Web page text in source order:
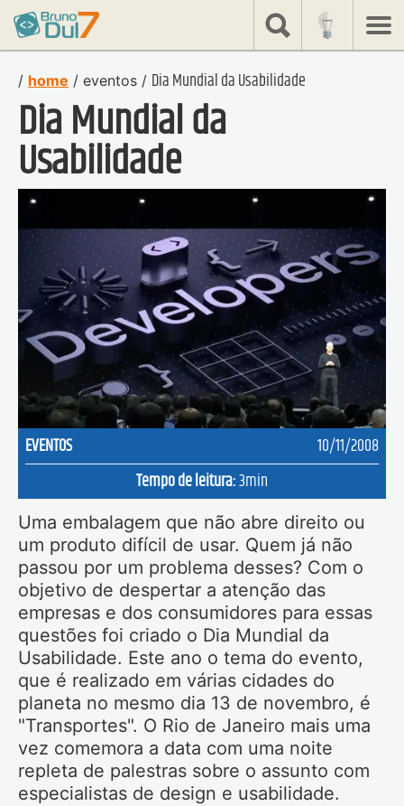
share
/ home / eventos / Dia Mundial da Usabilidade
Dia Mundial da
Usabilidade
EVENTOS
Tempo de leitura:3min
10/11/2008
Uma embalagem que não abre direito ou
um produto difícil de usar. Quem já não
passou por um problema desses? Com o
objetivo de despertar a atenção das
empresas e dos consumidores para essas
questões foi criado o Dia Mundial da
Usabilidade. Este ano o tema do evento,
que é realizado em várias cidades do
planeta no mesmo dia 13 de novembro, é
"Transportes". O Rio de Janeiro mais uma
vez comemora a data com uma noite
repleta de palestras sobre o assunto com
especialistas de design e usabilidade.
Bruno